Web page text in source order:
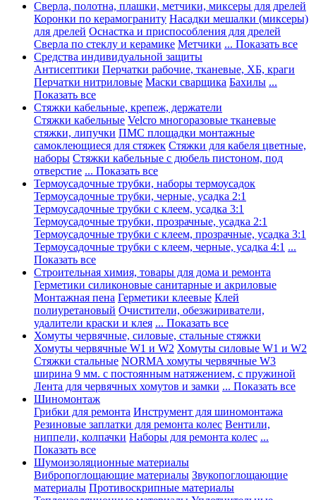
Сверла, полотна, плашки, метчики, миксеры для дрелей
Коронки по керамограниту Насадки мешалки (миксеры)
для дрелей Оснастка и приспособления для дрелей
Сверла по стеклу и керамике Метчики ... Показать все
Средства индивидуальной защиты
Антисептики Перчатки рабочие, тканевые, ХБ, краги
Перчатки нитриловые Маски сварщика Бахилы ...
Показать все
Стяжки кабельные, крепеж, держатели
Стяжки кабельные Velcro многоразовые тканевые
стяжки, липучки ПМС площадки монтажные
самоклеющиеся для стяжек Стяжки для кабеля цветные,
наборы Стяжки кабельные с дюбель пистоном, под
отверстие ... Показать все
Термоусадочные трубки, наборы термоусадок
Термоусадочные трубки, черные, усадка 2:1
Термоусадочные трубки с клеем, усадка 3:1
Термоусадочные трубки, прозрачные, усадка 2:1
Термоусадочные трубки с клеем, прозрачные, усадка 3:1
Термоусадочные трубки с клеем, черные, усадка 4:1 ...
Показать все
Строительная химия, товары для дома и ремонта
Герметики силиконовые санитарные и акриловые
Монтажная пена Герметики клеевые Клей
полиуретановый Очистители, обезжириватели,
удалители краски и клея ... Показать все
Хомуты червячные, силовые, стальные стяжки
Хомуты червячные W1 и W2 Хомуты силовые W1 и W2
Стяжки стальные NORMA хомуты червячные W3
ширина 9 мм. с постоянным натяжением, с пружиной
Лента для червячных хомутов и замки ... Показать все
Шиномонтаж
Грибки для ремонта Инструмент для шиномонтажа
Резиновые заплатки для ремонта колес Вентили,
ниппели, колпачки Наборы для ремонта колес ...
Показать все
Шумоизоляционные материалы
Вибропоглощающие материалы Звукопоглощающие
материалы Противоскрипные материалы